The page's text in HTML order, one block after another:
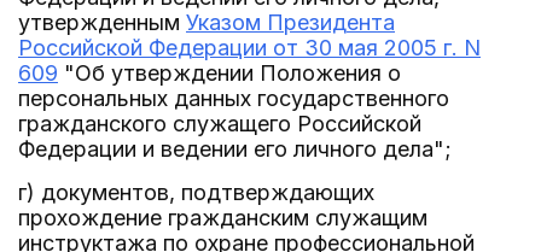
утвержденным Указом Президента
Российской Федерации от 30 мая 2005 г. N
609 "Об утверждении Положения о
персональных данных государственного
гражданского служащего Российской
Федерации и ведении его личного дела";
г) документов, подтверждающих
прохождение гражданским служащим
инструктажа по охране профессиональной